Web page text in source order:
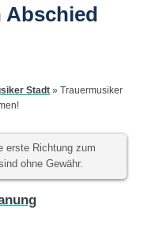
Abschied
Stadt »Trauermusiker
erste Richtung zum
ohne Gewähr.